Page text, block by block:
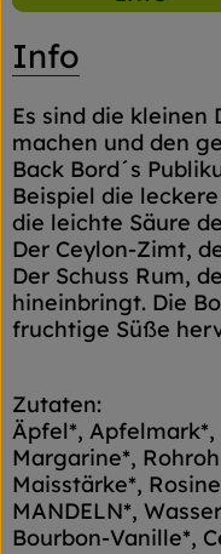
Über uns
Jetzt bestellen
Info
Es sind die kleinen
machen und den
Back Bord´s
Beispiel die
die leichte Säure
Der Ceylon-Zimt,
Der Schuss Rum,
hineinbringt. Die
fruchtige Süße
Zutaten:
Äpfel*, Apfelmark*,
Margarine*,
Maisstärke*,
MANDELN*,
Bourbon-Vanille*,